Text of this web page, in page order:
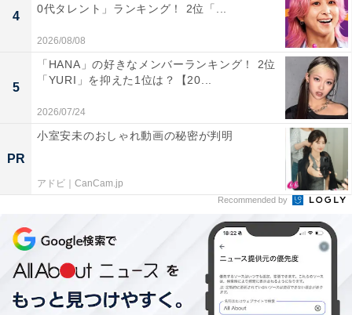
回答者からは、「まず、ルコルビジェの建築が素敵なこ
とと、落ち着いた空間で芸術的作品が見られるからで
す」（30代女性／大阪府）、「日本初の企画展も多く開
催されるうえ、ルネサンス美術から印象派まで常設展も
充実しているから」（40代女性／神奈川県）、「学校の
校外学習で行った際に、全く美術に興味がなかったのに
入ったらとても面白く、色々な作品を見てみたいと興味
を持ったきっかけの場所だから」（20代女性／神奈川
県）などのコメントが寄せられました。
4
0代タレント」ランキング！ 2位「...
2026/08/08
5
「HANA」の好きなメンバーランキング！ 2位
「YURI」を抑えた1位は？【20...
2026/07/24
PR
小室安未のおしゃれ動画の秘密が判明
アドビ｜CanCam.jp
Recommended by